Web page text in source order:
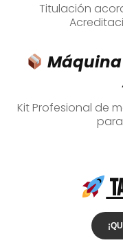
Titulación
Kit Profesional de